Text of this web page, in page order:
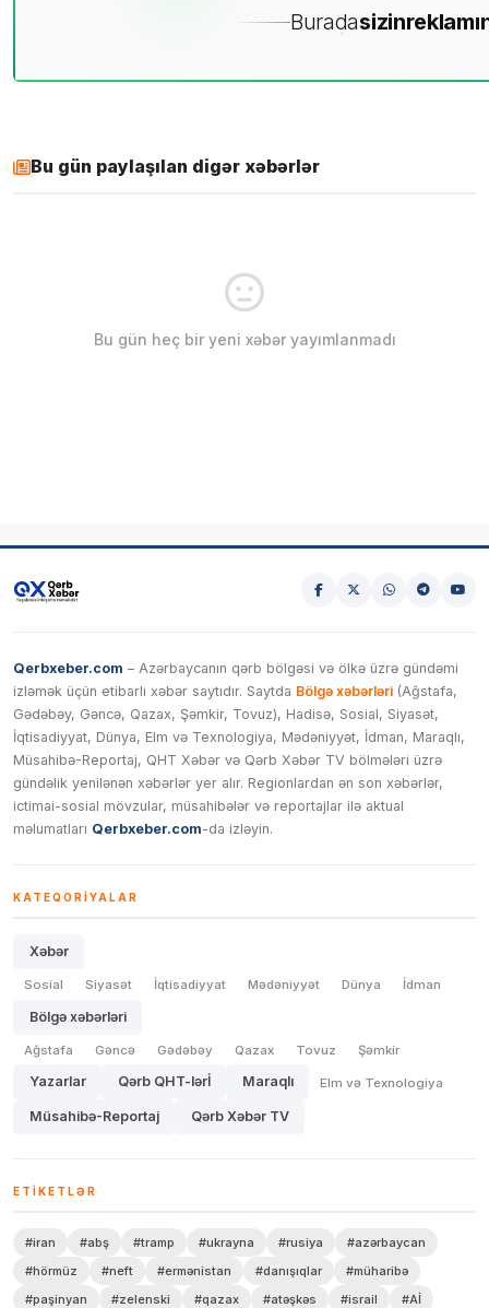
Buradasizin
Bu gün paylaşılan digər xəbərlər
Bu gün heç bir yeni xəbər yayımlanmadı
Qerbxeber.com – Azərbaycanın qərb bölgəsi və ölkə üzrə gündəmi
izləmək üçün etibarlı xəbər saytıdır. Saytda Bölgə xəbərləri (Ağstafa,
Gədəbəy, Gəncə, Qazax, Şəmkir, Tovuz), Hadisə, Sosial, Siyasət,
İqtisadiyyat, Dünya, Elm və Texnologiya, Mədəniyyət, İdman, Maraqlı,
Müsahibə-Reportaj, QHT Xəbər və Qərb Xəbər TV bölmələri üzrə
gündəlik yenilənən xəbərlər yer alır. Regionlardan ən son xəbərlər,
ictimai-sosial mövzular, müsahibələr və reportajlar ilə aktual
məlumatları Qerbxeber.com-da izləyin.
KATEQORIYALAR
Xəbər
Sosial Siyasət İqtisadiyyat Mədəniyyət Dünya İdman
Bölgə xəbərləri
Ağstafa Gəncə Gədəbəy Qazax Tovuz Şəmkir
Yazarlar Qərb QHT-lərİ Maraqlı Elm və Texnologiya
Müsahibə-Reportaj Qərb Xəbər TV
ETIKETLƏR
#iran #abş #tramp #ukrayna #rusiya
#azərbaycan
#hörmüz
#neft #ermənistan #danışıqlar
#müharibə
#paşinyan
#zelenski #qazax #atəşkəs #israil #Aİ